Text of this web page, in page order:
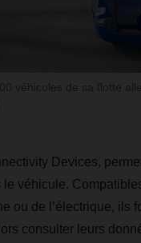
Devices,
véhicule.
ou de l’électrique, ils
consulter leurs